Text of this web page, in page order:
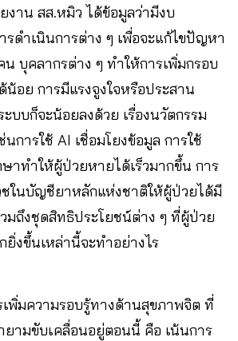
งาน สส.หมิว ได้ข้อมูลว่ามีงบ
ดำเนินการต่าง ๆ เพื่อจะแก้ไขปัญหา
น บุคลากรต่าง ๆ ทำให้การเพิ่มกรอบ
อย การมีแรงจูงใจหรือประสาน
บบก็จะน้อยลงด้วย เรื่องนวัตกรรม
นการใช้ AI เชื่อมโยงข้อมูล การใช้
าทำให้ผู้ป่วยหายได้เร็วมากขึ้น การ
ชในบัญชียาหลักแห่งชาติให้ผู้ป่วยได้มี
มถึงชุดสิทธิประโยชน์ต่าง ๆ ที่ผู้ป่วย
ยิ่งขึ้นเหล่านี้จะทำอย่างไร
พิ่มความรอบรู้ทางด้านสุขภาพจิต ที่
ามขับเคลื่อนอยู่ตอนนี้ คือ เน้นการ